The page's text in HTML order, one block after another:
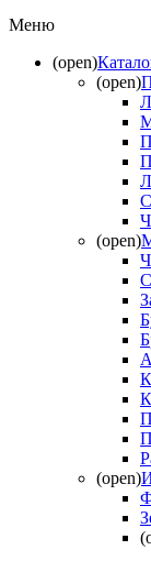
Меню
(open)
(open)
(open)
(open)